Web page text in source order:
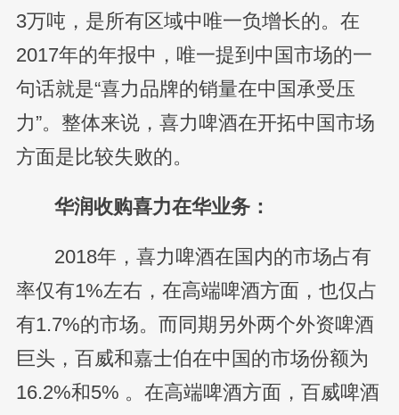
3万吨，是所有区域中唯一负增长的。在
2017年的年报中，唯一提到中国市场的一
句话就是“喜力品牌的销量在中国承受压
力”。整体来说，喜力啤酒在开拓中国市场
方面是比较失败的。
华润收购喜力在华业务：
2018年，喜力啤酒在国内的市场占有
率仅有1%左右，在高端啤酒方面，也仅占
有1.7%的市场。而同期另外两个外资啤酒
巨头，百威和嘉士伯在中国的市场份额为
16.2%和5% 。在高端啤酒方面，百威啤酒